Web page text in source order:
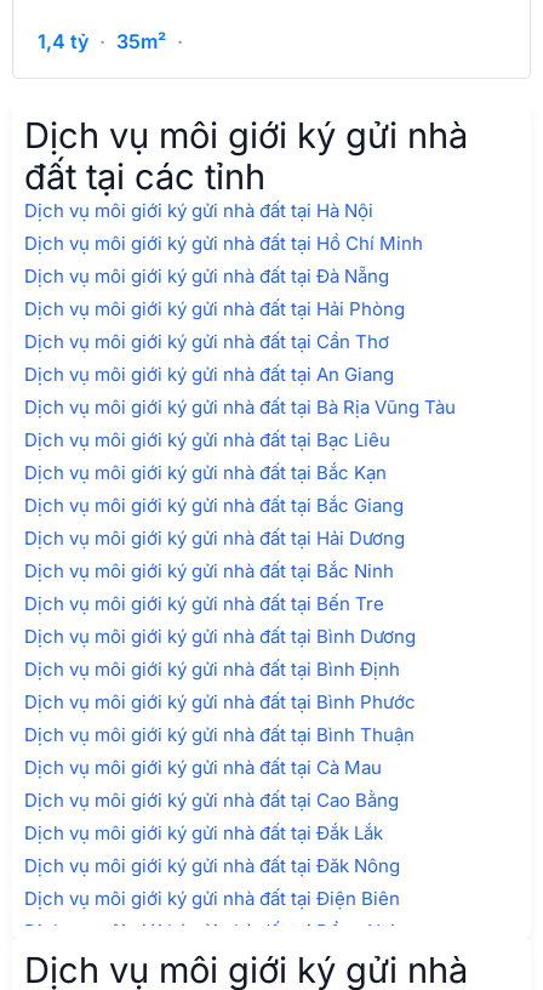
1,4 tỷ · 35m² ·
Dịch vụ môi giới ký gửi nhà
đất tại các tỉnh
Dịch vụ môi giới ký gửi nhà đất tại Hà Nội
Dịch vụ môi giới ký gửi nhà đất tại Hồ Chí Minh
Dịch vụ môi giới ký gửi nhà đất tại Đà Nẵng
Dịch vụ môi giới ký gửi nhà đất tại Hải Phòng
Dịch vụ môi giới ký gửi nhà đất tại Cần Thơ
Dịch vụ môi giới ký gửi nhà đất tại An Giang
Dịch vụ môi giới ký gửi nhà đất tại Bà Rịa Vũng Tàu
Dịch vụ môi giới ký gửi nhà đất tại Bạc Liêu
Dịch vụ môi giới ký gửi nhà đất tại Bắc Kạn
Dịch vụ môi giới ký gửi nhà đất tại Bắc Giang
Dịch vụ môi giới ký gửi nhà đất tại Hải Dương
Dịch vụ môi giới ký gửi nhà đất tại Bắc Ninh
Dịch vụ môi giới ký gửi nhà đất tại Bến Tre
Dịch vụ môi giới ký gửi nhà đất tại Bình Dương
Dịch vụ môi giới ký gửi nhà đất tại Bình Định
Dịch vụ môi giới ký gửi nhà đất tại Bình Phước
Dịch vụ môi giới ký gửi nhà đất tại Bình Thuận
Dịch vụ môi giới ký gửi nhà đất tại Cà Mau
Dịch vụ môi giới ký gửi nhà đất tại Cao Bằng
Dịch vụ môi giới ký gửi nhà đất tại Đắk Lắk
Dịch vụ môi giới ký gửi nhà đất tại Đăk Nông
Dịch vụ môi giới ký gửi nhà đất tại Điện Biên
Dịch vụ môi giới ký gửi nhà đất tại Đồng Nai
Dịch vụ môi giới ký gửi nhà đất tại Đồng Tháp
Dịch vụ môi giới ký gửi nhà